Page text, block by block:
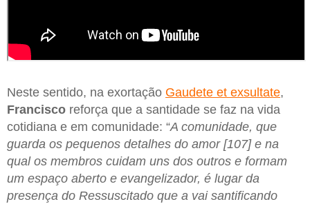
Neste sentido, na exortação Gaudete et exsultate,
Francisco reforça que a santidade se faz na vida
cotidiana e em comunidade: “A comunidade, que
guarda os pequenos detalhes do amor [107] e na
qual os membros cuidam uns dos outros e formam
um espaço aberto e evangelizador, é lugar da
presença do Ressuscitado que a vai santificando